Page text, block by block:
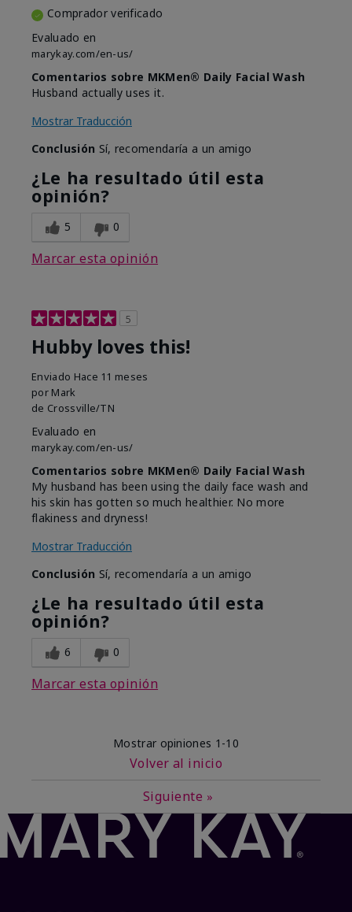
Comprador verificado
Evaluado en
marykay.com/en-us/
Comentarios sobre MKMen® Daily Facial Wash
Husband actually uses it.
Mostrar Traducción
Conclusión Sí, recomendaría a un amigo
¿Le ha resultado útil esta
opinión?
5 0
Marcar esta opinión
5
Hubby loves this!
Enviado Hace 11 meses
por Mark
de Crossville/TN
Evaluado en
marykay.com/en-us/
Comentarios sobre MKMen® Daily Facial Wash
My husband has been using the daily face wash and
his skin has gotten so much healthier. No more
flakiness and dryness!
Mostrar Traducción
Conclusión Sí, recomendaría a un amigo
¿Le ha resultado útil esta
opinión?
6 0
Marcar esta opinión
Mostrar opiniones 1-10
Volver al inicio
Siguiente »